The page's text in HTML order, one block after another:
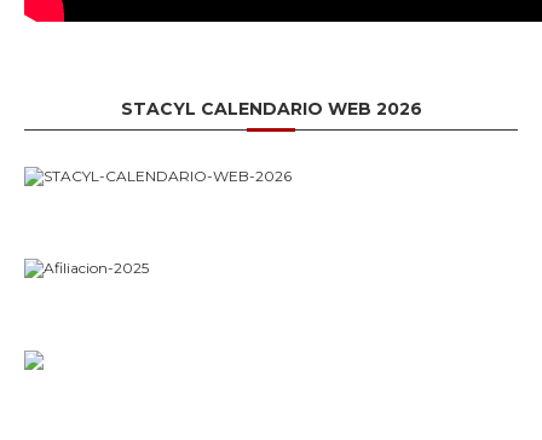
STACYL CALENDARIO WEB 2026